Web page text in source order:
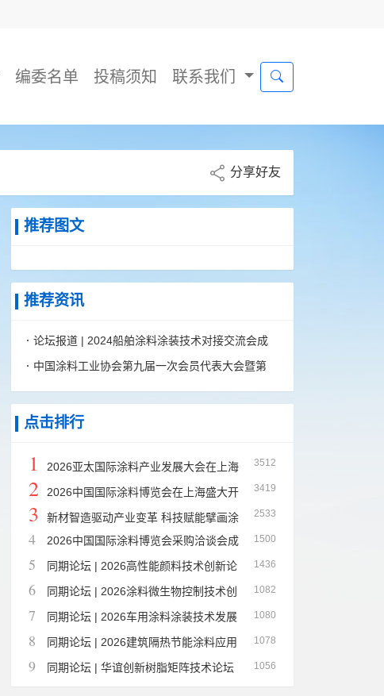
编委名单 投稿须知 联系我们
分享好友
推荐图文
推荐资讯
论坛报道 | 2024船舶涂料涂装技术对接交流会成
功举办
中国涂料工业协会第九届一次会员代表大会暨第
九届一次理事会议在京圆满召开
点击排行
3512
1
2026亚太国际涂料产业发展大会在上海
成功召开
3419
2
2026中国国际涂料博览会在上海盛大开
幕
2533
3
新材智造驱动产业变革 科技赋能擘画涂
料强国新篇章——2026中国国际涂料博览会在上海
圆满收官
1500
4
2026中国国际涂料博览会采购洽谈会成
功举办——供需精准对接，赋能涂料产业绿色高质
量发展
1436
5
同期论坛 | 2026高性能颜料技术创新论
坛在上海成功召开
1082
6
同期论坛 | 2026涂料微生物控制技术创
新应用研讨会成功举办，全链协同助推行业“十五
五”健康升级
1080
7
同期论坛 | 2026车用涂料涂装技术发展
论坛暨涂料狼群技术沙龙成功举办，共绘产业绿色
智能新图景
1078
8
同期论坛 | 2026建筑隔热节能涂料应用
技术交流会成功举办——共议建筑节能降碳新路径
1056
9
同期论坛 | 华谊创新树脂矩阵技术论坛